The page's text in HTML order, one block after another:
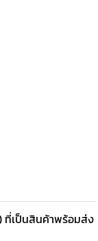
ที่เป็นสินค้าพร้อมส่ง